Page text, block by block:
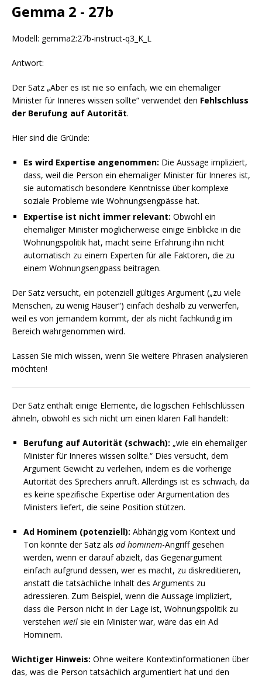
Gemma 2 - 27b
Modell: gemma2:27b-instruct-q3_K_L
Antwort:
Der Satz „Aber es ist nie so einfach, wie ein ehemaliger
Minister für Inneres wissen sollte“ verwendet den Fehlschluss
der Berufung auf Autorität.
Hier sind die Gründe:
Es wird Expertise angenommen: Die Aussage impliziert,
dass, weil die Person ein ehemaliger Minister für Inneres ist,
sie automatisch besondere Kenntnisse über komplexe
soziale Probleme wie Wohnungsengpässe hat.
Expertise ist nicht immer relevant: Obwohl ein
ehemaliger Minister möglicherweise einige Einblicke in die
Wohnungspolitik hat, macht seine Erfahrung ihn nicht
automatisch zu einem Experten für alle Faktoren, die zu
einem Wohnungsengpass beitragen.
Der Satz versucht, ein potenziell gültiges Argument („zu viele
Menschen, zu wenig Häuser“) einfach deshalb zu verwerfen,
weil es von jemandem kommt, der als nicht fachkundig im
Bereich wahrgenommen wird.
Lassen Sie mich wissen, wenn Sie weitere Phrasen analysieren
möchten!
Der Satz enthält einige Elemente, die logischen Fehlschlüssen
ähneln, obwohl es sich nicht um einen klaren Fall handelt:
Berufung auf Autorität (schwach): „wie ein ehemaliger
Minister für Inneres wissen sollte.“ Dies versucht, dem
Argument Gewicht zu verleihen, indem es die vorherige
Autorität des Sprechers anruft. Allerdings ist es schwach, da
es keine spezifische Expertise oder Argumentation des
Ministers liefert, die seine Position stützen.
Ad Hominem (potenziell): Abhängig vom Kontext und
Ton könnte der Satz als ad hominem-Angriff gesehen
werden, wenn er darauf abzielt, das Gegenargument
einfach aufgrund dessen, wer es macht, zu diskreditieren,
anstatt die tatsächliche Inhalt des Arguments zu
adressieren. Zum Beispiel, wenn die Aussage impliziert,
dass die Person nicht in der Lage ist, Wohnungspolitik zu
verstehen weil sie ein Minister war, wäre das ein Ad
Hominem.
Wichtiger Hinweis: Ohne weitere Kontextinformationen über
das, was die Person tatsächlich argumentiert hat und den